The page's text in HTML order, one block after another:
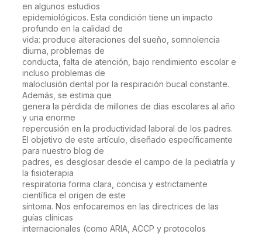
en algunos estudios
epidemiológicos. Esta condición tiene un impacto
profundo en la calidad de
vida: produce alteraciones del sueño, somnolencia
diurna, problemas de
conducta, falta de atención, bajo rendimiento escolar e
incluso problemas de
maloclusión dental por la respiración bucal constante.
Además, se estima que
genera la pérdida de millones de días escolares al año
y una enorme
repercusión en la productividad laboral de los padres.
El objetivo de este artículo, diseñado específicamente
para nuestro blog de
padres, es desglosar desde el campo de la pediatría y
la fisioterapia
respiratoria forma clara, concisa y estrictamente
científica el origen de este
síntoma. Nos enfocaremos en las directrices de las
guías clínicas
internacionales (como ARIA, ACCP y protocolos